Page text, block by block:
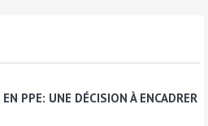
PPE: UNE DÉCISION À ENCADRER